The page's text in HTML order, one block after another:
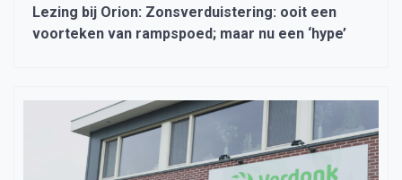
Lezing bij Orion: Zonsverduistering: ooit een
voorteken van rampspoed; maar nu een ‘hype’